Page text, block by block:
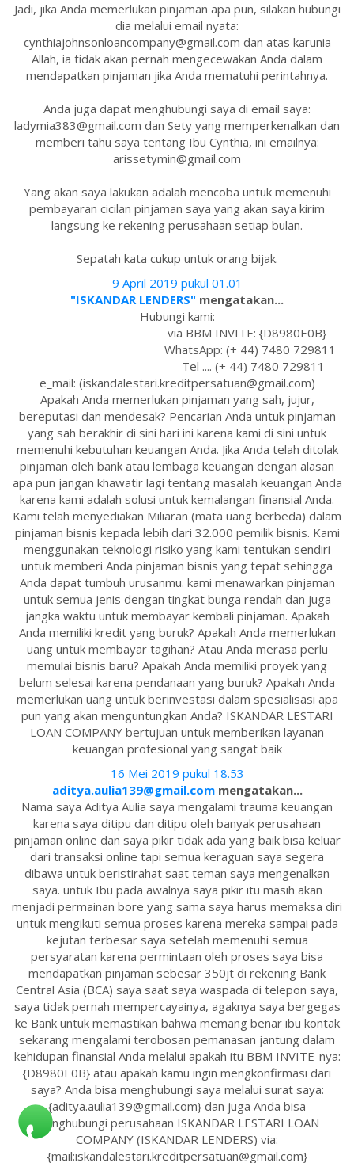
Jadi, jika Anda memerlukan pinjaman apa pun, silakan hubungi
dia melalui email nyata:
cynthiajohnsonloancompany@gmail.com dan atas karunia
Allah, ia tidak akan pernah mengecewakan Anda dalam
mendapatkan pinjaman jika Anda mematuhi perintahnya.
Anda juga dapat menghubungi saya di email saya:
ladymia383@gmail.com dan Sety yang memperkenalkan dan
memberi tahu saya tentang Ibu Cynthia, ini emailnya:
arissetymin@gmail.com
Yang akan saya lakukan adalah mencoba untuk memenuhi
pembayaran cicilan pinjaman saya yang akan saya kirim
langsung ke rekening perusahaan setiap bulan.
Sepatah kata cukup untuk orang bijak.
9 April 2019 pukul 01.01
"ISKANDAR LENDERS" mengatakan...
Hubungi kami:
via BBM INVITE: {D8980E0B}
WhatsApp: (+ 44) 7480 729811
Tel .... (+ 44) 7480 729811
e_mail: (iskandalestari.kreditpersatuan@gmail.com)
Apakah Anda memerlukan pinjaman yang sah, jujur,
bereputasi dan mendesak? Pencarian Anda untuk pinjaman
yang sah berakhir di sini hari ini karena kami di sini untuk
memenuhi kebutuhan keuangan Anda. Jika Anda telah ditolak
pinjaman oleh bank atau lembaga keuangan dengan alasan
apa pun jangan khawatir lagi tentang masalah keuangan Anda
karena kami adalah solusi untuk kemalangan finansial Anda.
Kami telah menyediakan Miliaran (mata uang berbeda) dalam
pinjaman bisnis kepada lebih dari 32.000 pemilik bisnis. Kami
menggunakan teknologi risiko yang kami tentukan sendiri
untuk memberi Anda pinjaman bisnis yang tepat sehingga
Anda dapat tumbuh urusanmu. kami menawarkan pinjaman
untuk semua jenis dengan tingkat bunga rendah dan juga
jangka waktu untuk membayar kembali pinjaman. Apakah
Anda memiliki kredit yang buruk? Apakah Anda memerlukan
uang untuk membayar tagihan? Atau Anda merasa perlu
memulai bisnis baru? Apakah Anda memiliki proyek yang
belum selesai karena pendanaan yang buruk? Apakah Anda
memerlukan uang untuk berinvestasi dalam spesialisasi apa
pun yang akan menguntungkan Anda? ISKANDAR LESTARI
LOAN COMPANY bertujuan untuk memberikan layanan
keuangan profesional yang sangat baik
16 Mei 2019 pukul 18.53
aditya.aulia139@gmail.commengatakan...
Nama saya Aditya Aulia saya mengalami trauma keuangan
karena saya ditipu dan ditipu oleh banyak perusahaan
pinjaman online dan saya pikir tidak ada yang baik bisa keluar
dari transaksi online tapi semua keraguan saya segera
dibawa untuk beristirahat saat teman saya mengenalkan
saya. untuk Ibu pada awalnya saya pikir itu masih akan
menjadi permainan bore yang sama saya harus memaksa diri
untuk mengikuti semua proses karena mereka sampai pada
kejutan terbesar saya setelah memenuhi semua
persyaratan karena permintaan oleh proses saya bisa
mendapatkan pinjaman sebesar 350jt di rekening Bank
Central Asia (BCA) saya saat saya waspada di telepon saya,
saya tidak pernah mempercayainya, agaknya saya bergegas
ke Bank untuk memastikan bahwa memang benar ibu kontak
sekarang mengalami terobosan pemanasan jantung dalam
kehidupan finansial Anda melalui apakah itu BBM INVITE-nya:
{D8980E0B} atau apakah kamu ingin mengkonfirmasi dari
saya? Anda bisa menghubungi saya melalui surat saya:
{aditya.aulia139@gmail.com} dan juga Anda bisa
menghubungi perusahaan ISKANDAR LESTARI LOAN
COMPANY (ISKANDAR LENDERS) via:
{mail:iskandalestari.kreditpersatuan@gmail.com}